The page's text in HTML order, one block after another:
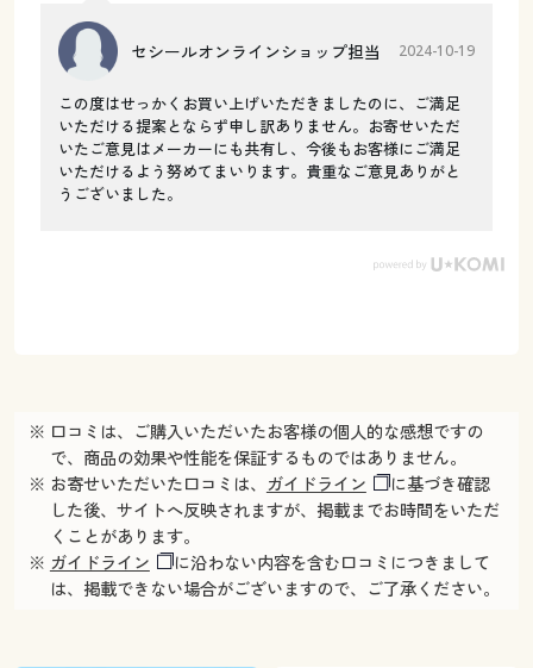
セシールオンラインショップ担当 2024-10-19
この度はせっかくお買い上げいただきましたのに、ご満足
いただける提案とならず申し訳ありません。お寄せいただ
いたご意見はメーカーにも共有し、今後もお客様にご満足
いただけるよう努めてまいります。貴重なご意見ありがと
うございました。
※ 口コミは、ご購入いただいたお客様の個人的な感想ですの
で、商品の効果や性能を保証するものではありません。
※ お寄せいただいた口コミは、 ガイドライン
に基づき確認
した後、サイトへ反映されますが、掲載までお時間をいただ
くことがあります。
※ ガイドライン
に沿わない内容を含む口コミにつきまして
は、掲載できない場合がございますので、ご了承ください。